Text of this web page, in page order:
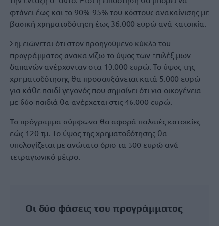
φτάνει έως και το 90%-95% του κόστους ανακαίνισης με
βασική χρηματοδότηση έως 36.000 ευρώ ανά κατοικία.
Σημειώνεται ότι στον προηγούμενο κύκλο του
προγράμματος ανακαινίζω το ύψος των επιλέξιμων
δαπανών ανέρχονταν στα 10.000 ευρώ. Το ύψος της
χρηματοδότησης θα προσαυξάνεται κατά 5.000 ευρώ
για κάθε παιδί γεγονός που σημαίνει ότι για οικογένεια
με δύο παιδιά θα ανέρχεται στις 46.000 ευρώ.
Το πρόγραμμα σύμφωνα θα αφορά παλαιές κατοικίες
εώς 120 τμ. Το ύψος της χρηματοδότησης θα
υπολογίζεται με ανώτατο όριο τα 300 ευρώ ανά
τετραγωνικό μέτρο.
Οι δύο φάσεις του προγράμματος